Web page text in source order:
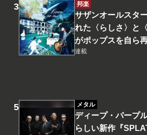
邦楽
サザンオールスタ
れた〈らしさ〉と
がポップスを自ら
連載
メタル
ディープ・パープ
らしい新作『